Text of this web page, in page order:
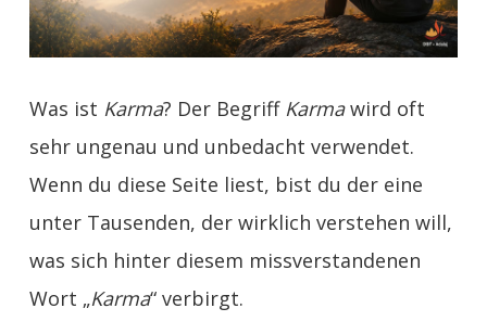
Was ist Karma? Der Begriff Karmawird oft
sehr ungenau und unbedacht verwendet.
Wenn du diese Seite liest, bist du der eine
unter Tausenden, der wirklich verstehen will,
was sich hinter diesem missverstandenen
Wort „Karma“ verbirgt.